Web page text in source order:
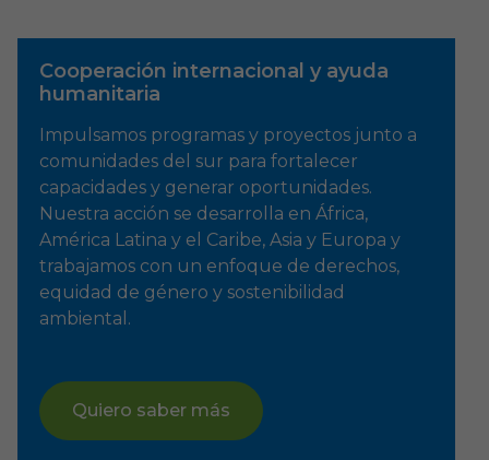
Cooperación internacional y ayuda
humanitaria
Impulsamos programas y proyectos junto a
comunidades del sur para fortalecer
capacidades y generar oportunidades.
Nuestra acción se desarrolla en África,
América Latina y el Caribe, Asia y Europa y
trabajamos con un enfoque de derechos,
equidad de género y sostenibilidad
ambiental.
Quiero saber más